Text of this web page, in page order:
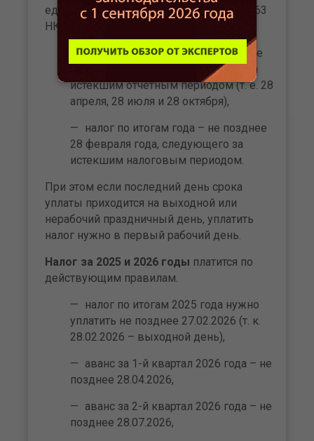
единую платежную дату (абз. 2 п. 1 ст. 363
НК РФ):
авансовые платежи – не позднее
28-го числа месяца, следующего за
истекшим отчетным периодом (т. е. 28
апреля, 28 июля и 28 октября),
налог по итогам года – не позднее
28 февраля года, следующего за
истекшим налоговым периодом.
При этом если последний день срока
уплаты приходится на выходной или
нерабочий праздничный день, уплатить
налог нужно в первый рабочий день.
Налог за 2025 и 2026 годы платится по
действующим правилам.
налог по итогам 2025 года нужно
уплатить не позднее 27.02.2026 (т. к.
28.02.2026 – выходной день),
аванс за 1-й квартал 2026 года – не
позднее 28.04.2026,
аванс за 2-й квартал 2026 года – не
позднее 28.07.2026,